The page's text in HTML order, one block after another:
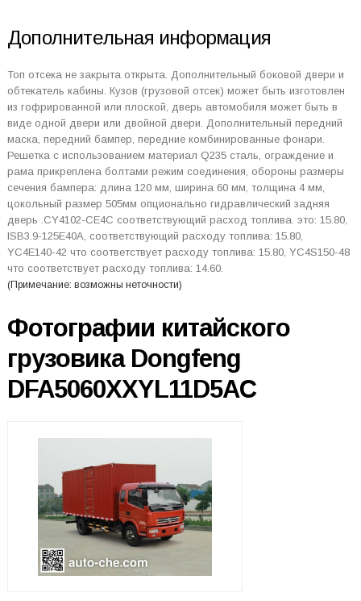
Дополнительная информация
Топ отсека не закрыта открыта. Дополнительный боковой двери и
обтекатель кабины. Кузов (грузовой отсек) может быть изготовлен
из гофрированной или плоской, дверь автомобиля может быть в
виде одной двери или двойной двери. Дополнительный передний
маска, передний бампер, передние комбинированные фонари.
Решетка с использованием материал Q235 сталь, ограждение и
рама прикреплена болтами режим соединения, обороны размеры
сечения бампера: длина 120 мм, ширина 60 мм, толщина 4 мм,
цокольный размер 505мм опционально гидравлический задняя
дверь .CY4102-CE4C соответствующий расход топлива. это: 15.80,
ISB3.9-125E40A, соответствующий расходу топлива: 15.80,
YC4E140-42 что соответствует расходу топлива: 15.80, YC4S150-48
что соответствует расходу топлива: 14.60.
(Примечание: возможны неточности)
Фотографии китайского
грузовика Dongfeng
DFA5060XXYL11D5AC